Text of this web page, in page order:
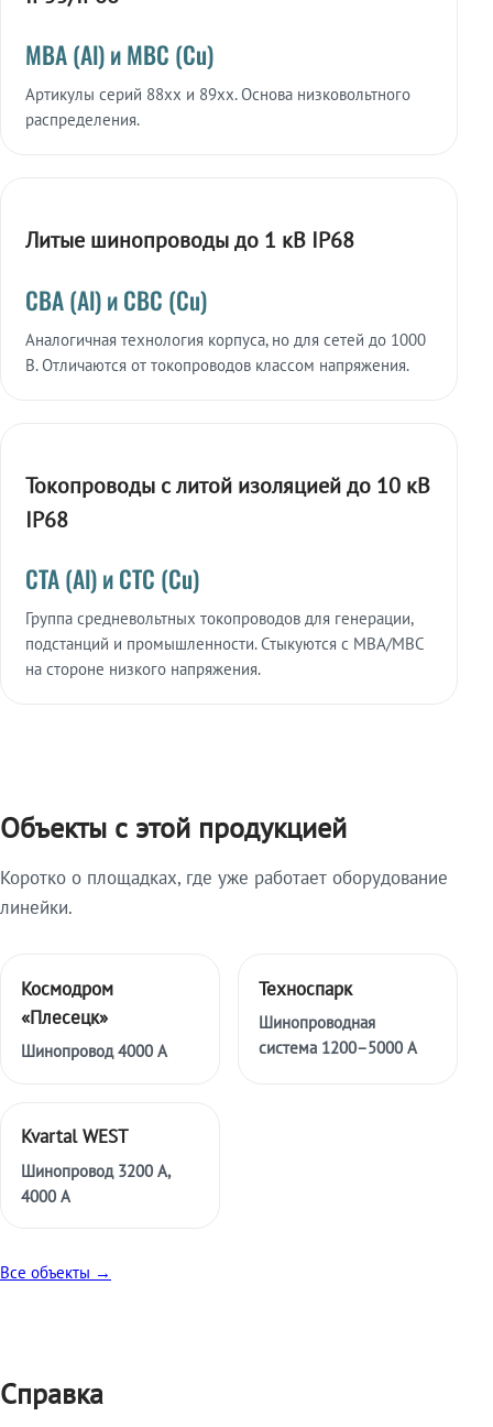
МВА (Al) и МВС (Cu)
Артикулы серий 88xx и 89xx. Основа низковольтного
распределения.
Литые шинопроводы до 1 кВ IP68
СВА (Al) и СВС (Cu)
Аналогичная технология корпуса, но для сетей до 1000
В. Отличаются от токопроводов классом напряжения.
Токопроводы с литой изоляцией до 10 кВ
IP68
СТА (Al) и СТС (Cu)
Группа средневольтных токопроводов для генерации,
подстанций и промышленности. Стыкуются с МВА/МВС
на стороне низкого напряжения.
Объекты с этой продукцией
Коротко о площадках, где уже работает оборудование
линейки.
Космодром
«Плесецк»
Шинопровод 4000 А
Техноспарк
Шинопроводная
система 1200–5000 А
Kvartal WEST
Шинопровод 3200 А,
4000 А
Все объекты →
Справка